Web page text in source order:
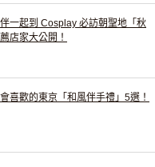
一起到 Cosplay 必訪朝聖地「秋
店家大公開！
喜歡的東京「和風伴手禮」5選！